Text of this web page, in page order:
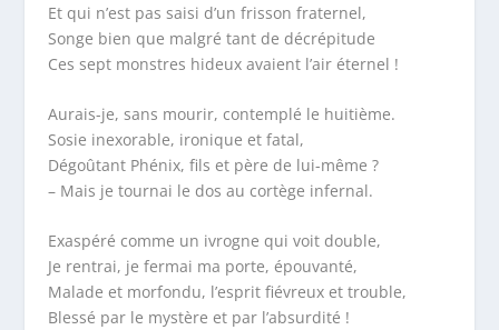
Et qui n’est pas saisi d’un frisson fraternel,
Songe bien que malgré tant de décrépitude
Ces sept monstres hideux avaient l’air éternel !
Aurais-je, sans mourir, contemplé le huitième.
Sosie inexorable, ironique et fatal,
Dégoûtant Phénix, fils et père de lui-même ?
– Mais je tournai le dos au cortège infernal.
Exaspéré comme un ivrogne qui voit double,
Je rentrai, je fermai ma porte, épouvanté,
Malade et morfondu, l’esprit fiévreux et trouble,
Blessé par le mystère et par l’absurdité !